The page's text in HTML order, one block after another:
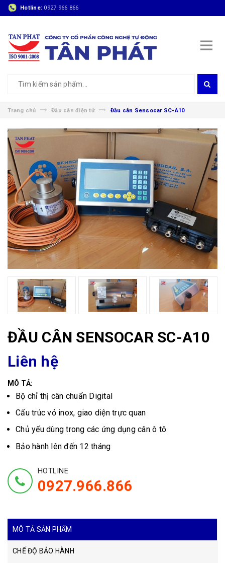
Hotline: 0927 966 866
Trang chủ Đầu cân điện tử Đầu cân Sensocar SC-A10
ĐẦU CÂN SENSOCAR SC-A10
Liên hệ
MÔ TẢ:
Bộ chỉ thị cân chuẩn Digital
Cấu trúc vỏ inox, giao diện trực quan
Chủ yếu dùng trong các ứng dụng cân ô tô
Bảo hành lên đến 12 tháng
HOTLINE
0927.966.866
MÔ TẢ SẢN PHẨM
CHẾ ĐỘ BẢO HÀNH